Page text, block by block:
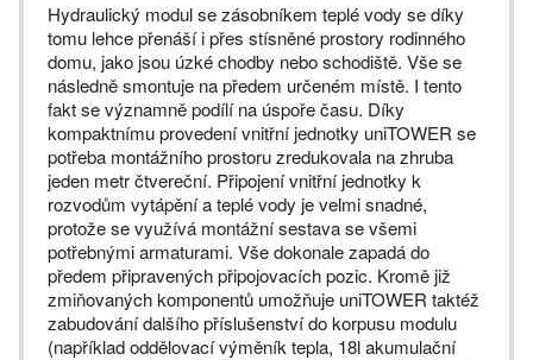
Hydraulický modul se zásobníkem teplé vody se díky
tomu lehce přenáší i přes stísněné prostory rodinného
domu, jako jsou úzké chodby nebo schodiště. Vše se
následně smontuje na předem určeném místě. I tento
fakt se významně podílí na úspoře času. Díky
kompaktnímu provedení vnitřní jednotky uniTOWER se
potřeba montážního prostoru zredukovala na zhruba
jeden metr čtvereční. Připojení vnitřní jednotky k
rozvodům vytápění a teplé vody je velmi snadné,
protože se využívá montážní sestava se všemi
potřebnými armaturami. Vše dokonale zapadá do
předem připravených připojovacích pozic. Kromě již
zmiňovaných komponentů umožňuje uniTOWER taktéž
zabudování dalšího příslušenství do korpusu modulu
(například oddělovací výměník tepla, 18l akumulační